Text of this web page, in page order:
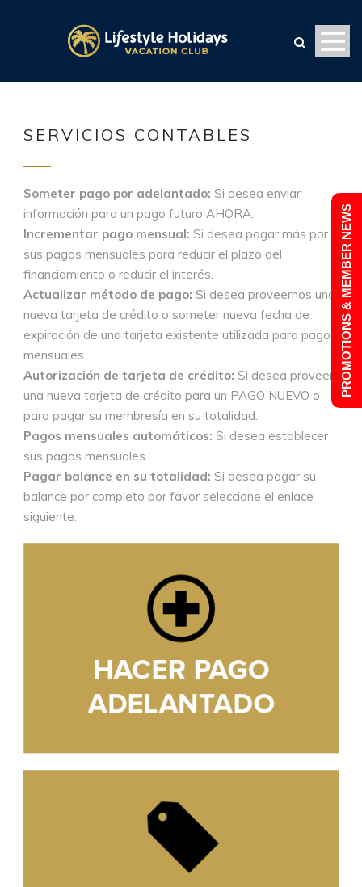
SERVICIOS CONTABLES
Someter pago por adelantado: Si desea enviar
información para un pago futuro AHORA.
Incrementar pago mensual: Si desea pagar más por
sus pagos mensuales para reducir el plazo del
financiamiento o reducir el interés.
Actualizar método de pago: Si desea proveernos una
nueva tarjeta de crédito o someter nueva fecha de
expiración de una tarjeta existente utilizada para pagos
mensuales.
Autorización de tarjeta de crédito: Si desea proveer
una nueva tarjeta de crédito para un PAGO NUEVO o
para pagar su membresía en su totalidad.
Pagos mensuales automáticos: Si desea establecer
sus pagos mensuales.
Pagar balance en su totalidad: Si desea pagar su
balance por completo por favor seleccione el enlace
siguiente.
PROMOTIONS & MEMBER NEWS